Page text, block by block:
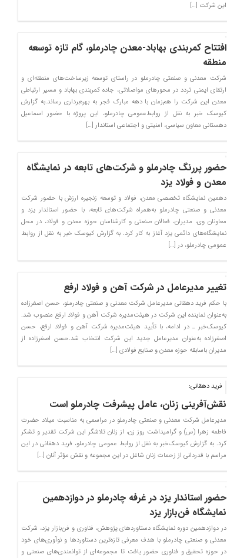
این شرکت […]
افتتاح کمربندی بهاباد-معدن چادرملو، گام تازه توسعه
منطقه
شرکت معدنی و صنعتی چادرملو در راستای توسعه زیرساخت‌های منطقه‌ای و
ارتقای ایمنی تردد در محورهای مواصلاتی، جاده کمربندی بهاباد و مسیر ارتباطی
معدن این شرکت را هم‌زمان با دهه مبارک فجر به بهره‌برداری رساند.به گزارش
کیوسک خبر به نقل از روابط‌عمومی چادرملو، این پروژه با حضور اسماعیل
دهستانی معاون سیاسی، امنیتی و اجتماعی استاندار […]
حضور پررنگ چادرملو و شرکت‌های تابعه در نمایشگاه
معدن و فولاد یزد
دهمین نمایشگاه تخصصی معدن، فولاد و توسعه زنجیره ارزش با حضور شرکت
معدنی و صنعتی چادرملو به‌همراه شرکت‌های تابعه، با حضور استاندار یزد و
معاونان وی، مدیران، فعالان صنعتی و کارشناسان حوزه معدن و فولاد، در محل
نمایشگاه‌های دائمی یزد آغاز به کار کرد. به گزارش کیوسک خبر به نقل از روابط‌
عمومی چادرملو، در […]
تغییر مدیرعامل در شرکت آهن و فولاد ارفع
با حکم فرید دهقانی مدیرعامل شرکت معدنی و صنعتی چادرملو، حسن اصغرزاده
به‌عنوان نماینده این شرکت در هیئت‌مدیره شرکت آهن و فولاد ارفع منصوب شد.
کیوسک‌خبر ـ در ادامه، با تأیید هیئت‌مدیره شرکت آهن و فولاد ارفع، حسن
اصغرزاده به‌عنوان مدیرعامل جدید این شرکت انتخاب شد.حسن اصغرزاده از
مدیران باسابقه حوزه معدن و صنایع فولادی […]
فرید دهقانی:
نقش‌آفرینی زنان، عامل پیشرفت چادرملو است
مدیرعامل شرکت معدنی و صنعتی چادرملو در مراسمی به مناسبت میلاد حضرت
فاطمه زهرا (س) و گرامیداشت روز زن، از زنان تلاشگر این شرکت تقدیر و تشکر
کرد. به گزارش کیوسک‌خبر به نقل از روابط عمومی چادرملو، فرید دهقانی در این
مراسم با قدردانی از زحمات زنان شاغل در این مجموعه و نقش مؤثر آنان […]
حضور استاندار یزد در غرفه چادرملو در دوازدهمین
نمایشگاه فن‌بازار یزد
در دوازدهمین دوره نمایشگاه دستاوردهای پژوهش، فناوری و فن‌بازار یزد، شرکت
معدنی و صنعتی چادرملو با هدف معرفی تازه‌ترین دستاوردها و نوآوری‌های خود
در حوزه تحقیق و فناوری حضور یافت تا مجموعه‌ای از توانمندی‌های صنعتی و